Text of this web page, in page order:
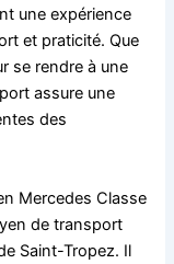
une expérience
et praticité. Que
se rendre à une
assure une
des
Mercedes Classe
de transport
Saint-Tropez. Il